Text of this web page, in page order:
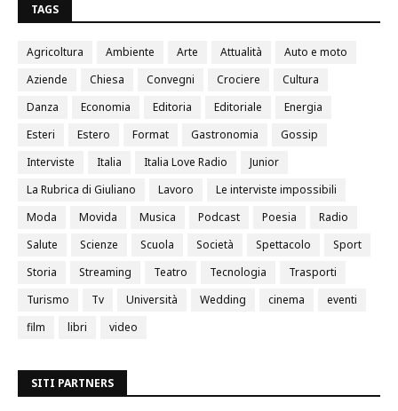
TAGS
Agricoltura Ambiente Arte Attualità
Auto e moto
Aziende
Chiesa Convegni Crociere
Cultura
Danza
Economia Editoria Editoriale
Energia
Esteri
Estero Format Gastronomia
Gossip
Interviste
Italia Italia Love Radio
Junior
La Rubrica di Giuliano
Lavoro
Le interviste impossibili
Moda
Movida Musica Podcast Poesia
Radio
Salute
Scienze Scuola Società Spettacolo
Sport
Storia
Streaming Teatro Tecnologia
Trasporti
Turismo
Tv Università Wedding cinema
eventi
film
libri video
SITI PARTNERS